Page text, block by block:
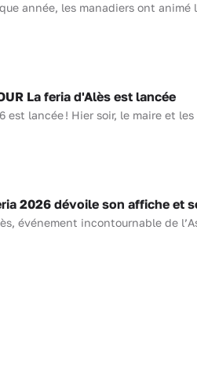
année, les manadiers ont
La feria d'Alès est lancée
est lancée ! Hier soir, le maire et
2026 dévoile son affiche et
événement incontournable de